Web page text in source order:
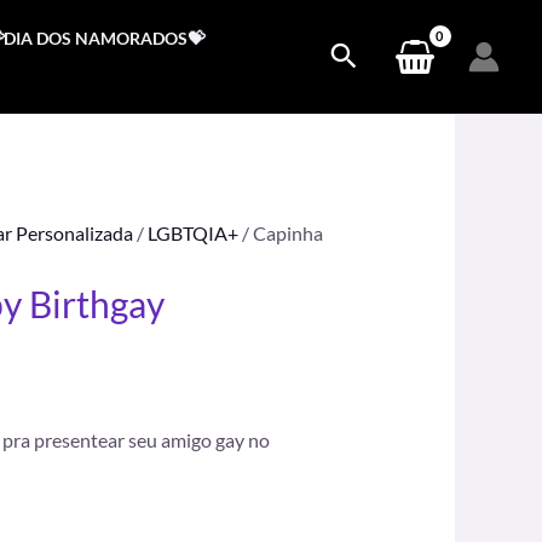
DOS NAMORADOS💝
Personalizada / LGBTQIA+ / Capinha
Birthgay
presentear seu amigo gay no